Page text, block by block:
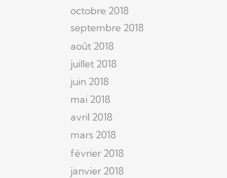
octobre 2018
septembre 2018
août 2018
juillet 2018
juin 2018
mai 2018
avril 2018
mars 2018
février 2018
janvier 2018